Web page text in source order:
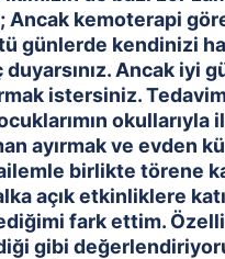
Ancak kemoterapi
günlerde kendinizi
Ancak iyi
istersiniz.
okullarıyla
ayırmak ve evden
birlikte törene
açık etkinliklere
fark ettim.
gibi